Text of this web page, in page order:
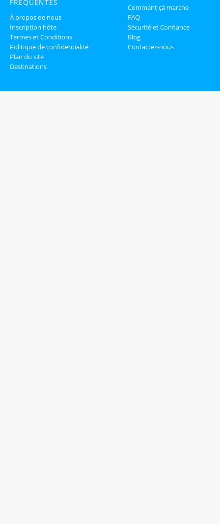
FRÉQUENTES
À propos de nous
Inscription hôte
Termes et Conditions
Politique de confidentialité
Plan du site
Destinations
Comment çà marche
FAQ
Sécurité et Confiance
Blog
Contactez-nous